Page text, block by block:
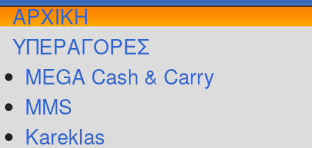
ΑΡΧΙΚΗ
ΥΠΕΡΑΓΟΡΕΣ
MEGA Cash & Carry
MMS
Kareklas